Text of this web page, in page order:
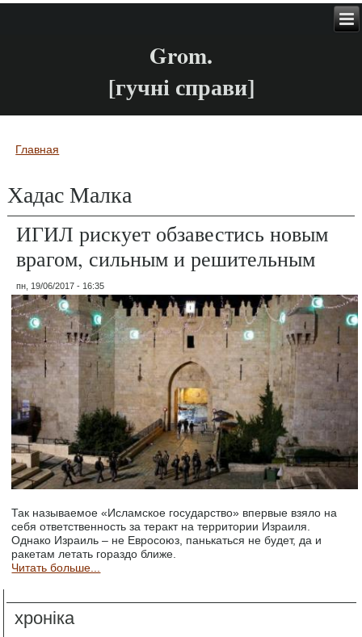
Grom.
[гучні справи]
Вы здесь
Главная
Хадас Малка
ИГИЛ рискует обзавестись новым
врагом, сильным и решительным
пн, 19/06/2017 - 16:35
Так называемое «Исламское государство» впервые взяло на
себя ответственность за теракт на территории Израиля.
Однако Израиль – не Евросоюз, панькаться не будет, да и
ракетам летать гораздо ближе.
Читать больше...
хроніка